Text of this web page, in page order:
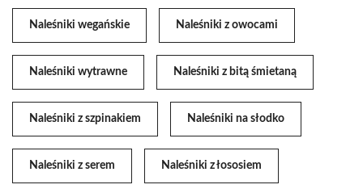
Naleśniki wegańskie Naleśniki z owocami
Naleśniki wytrawne Naleśniki z bitą śmietaną
Naleśniki z szpinakiem Naleśniki na słodko
Naleśniki z serem Naleśniki z łososiem